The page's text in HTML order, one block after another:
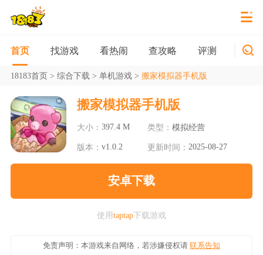
首页 找游戏 看热闹 查攻略 评测 新游
18183首页> 综合下载> 单机游戏> 搬家模拟器手机版
搬家模拟器手机版
大小：397.4 M 类型： 模拟经营
版本：v1.0.2 更新时间： 2025-08-27
安卓下载
使用taptap下载游戏
免责声明：本游戏来自网络，若涉嫌侵权请 联系告知